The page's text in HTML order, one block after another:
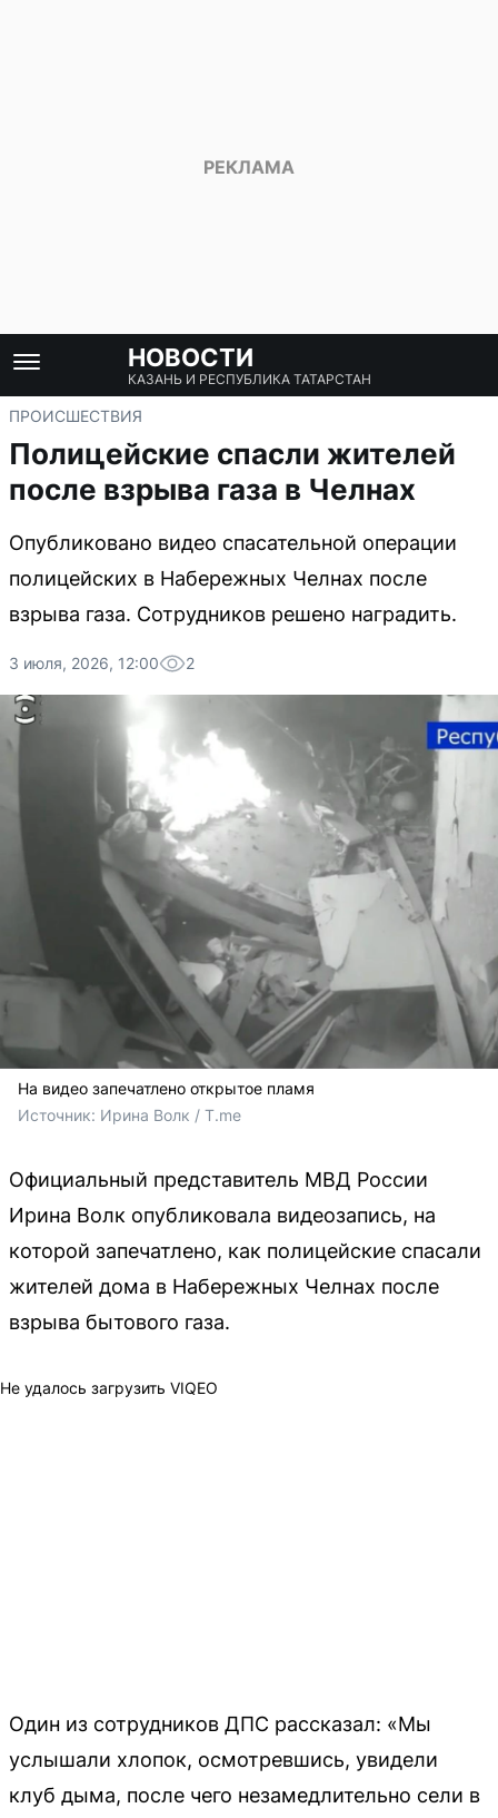
НОВОСТИ
КАЗАНЬ И РЕСПУБЛИКА ТАТАРСТАН
ПРОИСШЕСТВИЯ
Полицейские спасли жителей
после взрыва газа в Челнах
Опубликовано видео спасательной операции
полицейских в Набережных Челнах после
взрыва газа. Сотрудников решено наградить.
3 июля, 2026, 12:00 2
На видео запечатлено открытое пламя
Источник: Ирина Волк / T.me
Официальный представитель МВД России
Ирина Волк опубликовала видеозапись, на
которой запечатлено, как полицейские спасали
жителей дома в Набережных Челнах после
взрыва бытового газа.
Не удалось загрузить VIQEO
Один из сотрудников ДПС рассказал: «Мы
услышали хлопок, осмотревшись, увидели
клуб дыма, после чего незамедлительно сели в